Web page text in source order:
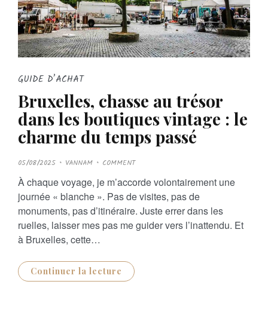
GUIDE D’ACHAT
Bruxelles, chasse au trésor
dans les boutiques vintage : le
charme du temps passé
P
O
S
T
E
D
O
N
05/08/2025 VANNAM COMMENT
À chaque voyage, je m’accorde volontairement une
journée « blanche ». Pas de visites, pas de
monuments, pas d’itinéraire. Juste errer dans les
ruelles, laisser mes pas me guider vers l’inattendu. Et
à Bruxelles, cette…
Continuer la lecture